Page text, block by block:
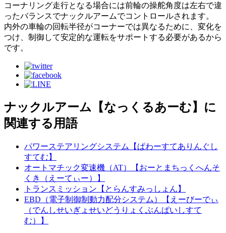
コーナリング走行となる場合には前輪の操舵角度は左右で違
ったバランスでナックルアームでコントロールされます。
内外の車輪の回転半径がコーナーでは異なるために、変化を
つけ、制御して安定的な運転をサポートする必要があるから
です。
ナックルアーム【なっくるあーむ】に
関連する用語
パワーステアリングシステム【ぱわーすてありんぐし
すてむ】
オートマチック変速機（AT）【おーとまちっくへんそ
くき（えーてぃー）】
トランスミッション【とらんすみっしょん】
EBD（電子制御制動力配分システム）【えーびーでぃ
（でんしせいぎょせいどうりょくぶんぱいしすて
む）】